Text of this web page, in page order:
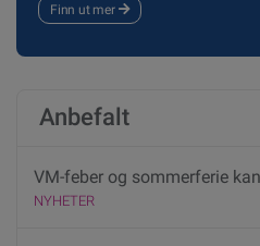
Finn ut mer
Anbefalt
VM-feber og sommerferie
NYHETER